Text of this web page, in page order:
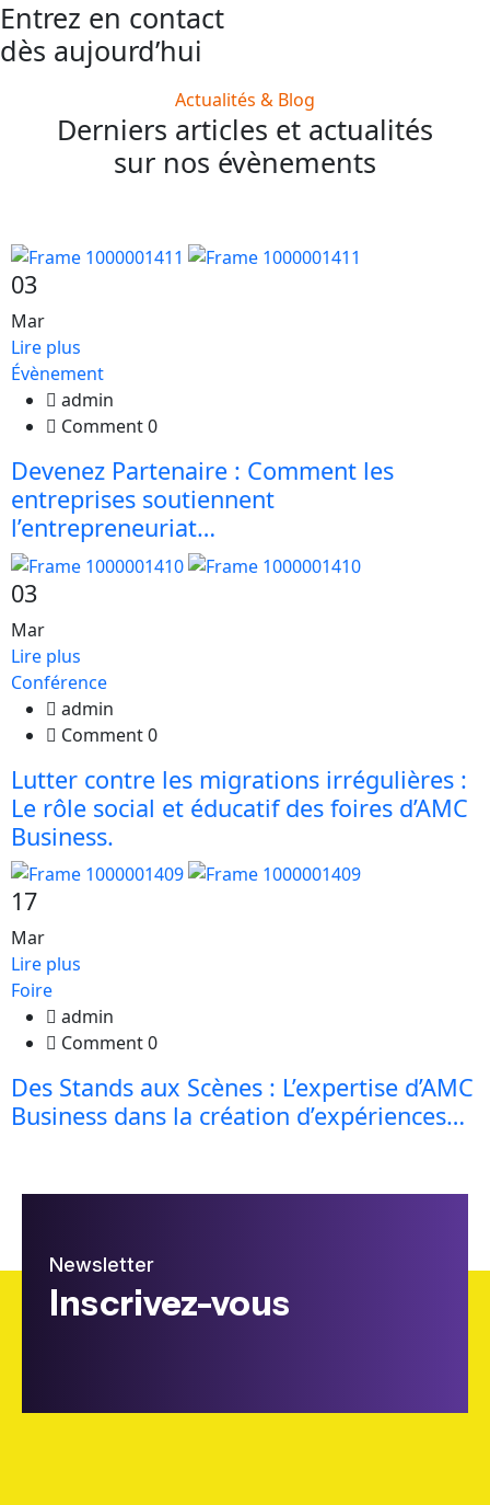
Entrez en contact
dès aujourd’hui
Actualités & Blog
Derniers articles et actualités
sur nos évènements
03
Mar
Lire plus
Évènement
admin
Comment 0
Devenez Partenaire : Comment les
entreprises soutiennent
l’entrepreneuriat…
03
Mar
Lire plus
Conférence
admin
Comment 0
Lutter contre les migrations irrégulières :
Le rôle social et éducatif des foires d’AMC
Business.
17
Mar
Lire plus
Foire
admin
Comment 0
Des Stands aux Scènes : L’expertise d’AMC
Business dans la création d’expériences…
Newsletter
Inscrivez-vous